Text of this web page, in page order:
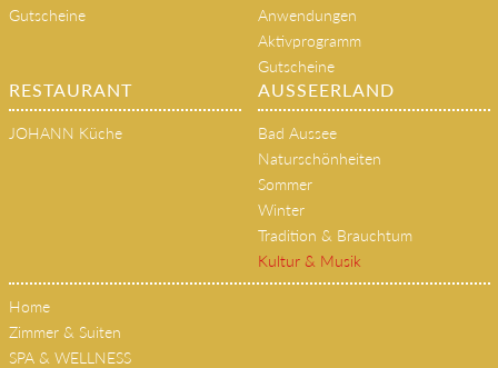
Gutscheine
Anwendungen
Aktivprogramm
Gutscheine
RESTAURANT
JOHANN Küche
AUSSEERLAND
Bad Aussee
Naturschönheiten
Sommer
Winter
Tradition & Brauchtum
Kultur & Musik
Home
Zimmer & Suiten
SPA & WELLNESS